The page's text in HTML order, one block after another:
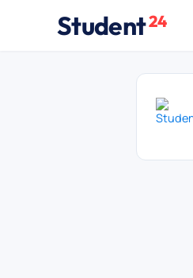
Student24